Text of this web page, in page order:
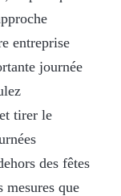
entreprise
journée
tirer le
des fêtes
que